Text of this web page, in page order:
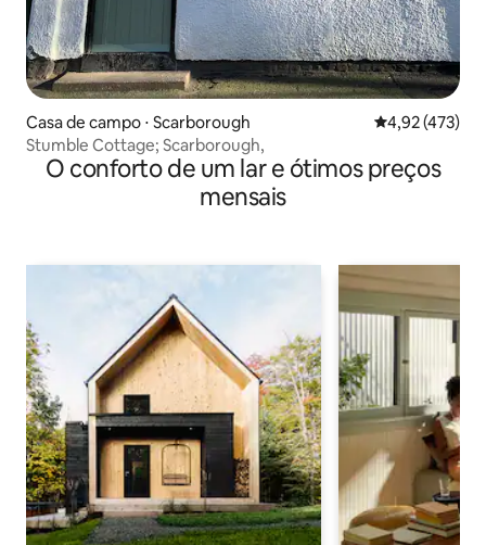
Casa de campo ⋅ Scarborough 4,92 de uma
4,92 (473)
Stumble Cottage; Scarborough,
O conforto de um lar e ótimos preços
mensais